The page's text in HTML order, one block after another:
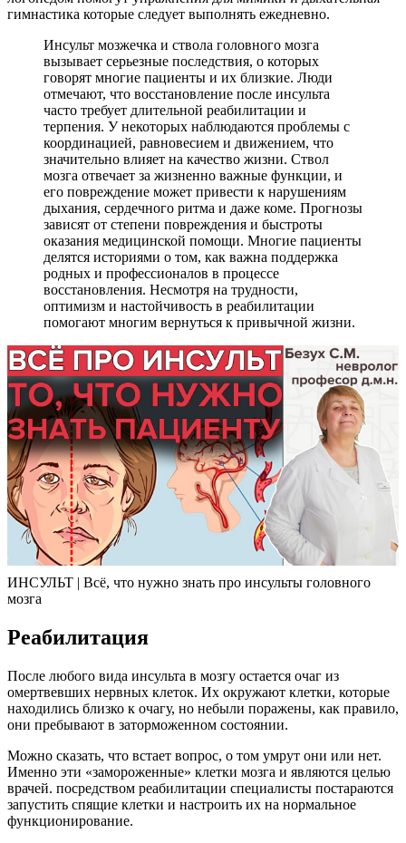
гимнастика которые следует выполнять ежедневно.
Инсульт мозжечка и ствола головного мозга
вызывает серьезные последствия, о которых
говорят многие пациенты и их близкие. Люди
отмечают, что восстановление после инсульта
часто требует длительной реабилитации и
терпения. У некоторых наблюдаются проблемы с
координацией, равновесием и движением, что
значительно влияет на качество жизни. Ствол
мозга отвечает за жизненно важные функции, и
его повреждение может привести к нарушениям
дыхания, сердечного ритма и даже коме. Прогнозы
зависят от степени повреждения и быстроты
оказания медицинской помощи. Многие пациенты
делятся историями о том, как важна поддержка
родных и профессионалов в процессе
восстановления. Несмотря на трудности,
оптимизм и настойчивость в реабилитации
помогают многим вернуться к привычной жизни.
ИНСУЛЬТ | Всё, что нужно знать про инсульты головного
мозга
Реабилитация
После любого вида инсульта в мозгу остается очаг из
омертвевших нервных клеток. Их окружают клетки, которые
находились близко к очагу, но небыли поражены, как правило,
они пребывают в заторможенном состоянии.
Можно сказать, что встает вопрос, о том умрут они или нет.
Именно эти «замороженные» клетки мозга и являются целью
врачей. посредством реабилитации специалисты постараются
запустить спящие клетки и настроить их на нормальное
функционирование.